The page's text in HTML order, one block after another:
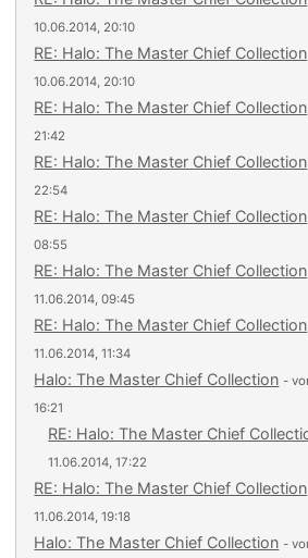
10.06.2014, 20:10
RE: Halo: The Master Chief Collection
10.06.2014, 20:10
RE: Halo: The Master Chief Collection
21:42
RE: Halo: The Master Chief Collection
22:54
RE: Halo: The Master Chief Collection
08:55
RE: Halo: The Master Chief Collection
11.06.2014, 09:45
RE: Halo: The Master Chief Collection
11.06.2014, 11:34
Halo: The Master Chief Collection -
16:21
RE: Halo: The Master Chief
11.06.2014, 17:22
RE: Halo: The Master Chief Collection
11.06.2014, 19:18
Halo: The Master Chief Collection -